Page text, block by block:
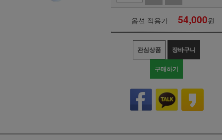
옵션 적용가 54,000원
관심상품 장바구니
구매하기